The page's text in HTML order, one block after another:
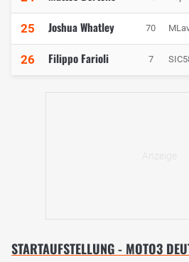
25 Joshua Whatley 70
26 Filippo Farioli 7
STARTAUFSTELLUNG - MOTO3